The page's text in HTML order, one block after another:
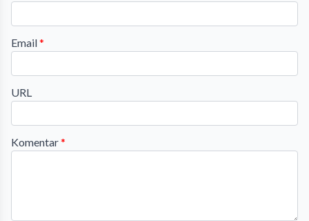
Email*
URL
Komentar*